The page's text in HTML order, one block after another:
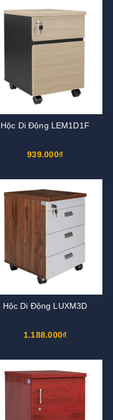
Hộc Di Động LEM1D1F
939.000₫
Hộc Di Động LUXM3D
1.188.000₫